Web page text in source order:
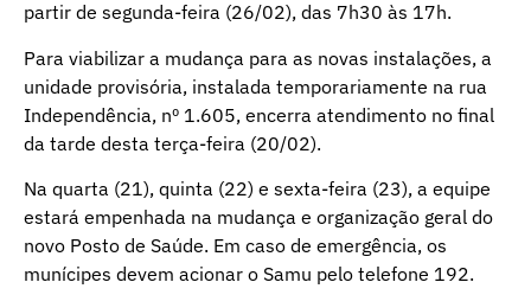
partir de segunda-feira (26/02), das 7h30 às 17h.
Para viabilizar a mudança para as novas instalações, a
unidade provisória, instalada temporariamente na rua
Independência, nº 1.605, encerra atendimento no final
da tarde desta terça-feira (20/02).
Na quarta (21), quinta (22) e sexta-feira (23), a equipe
estará empenhada na mudança e organização geral do
novo Posto de Saúde. Em caso de emergência, os
munícipes devem acionar o Samu pelo telefone 192.